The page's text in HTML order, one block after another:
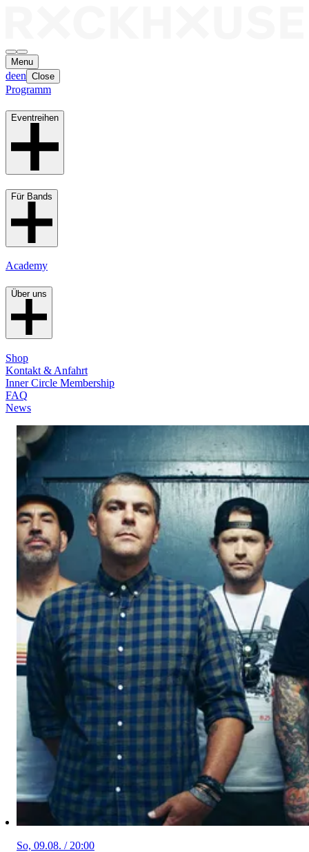
Menu
deen Close
Programm
Eventreihen
Für Bands
Academy
Über uns
Shop
Kontakt & Anfahrt
Inner Circle Membership
FAQ
News
So, 09.08. / 20:00